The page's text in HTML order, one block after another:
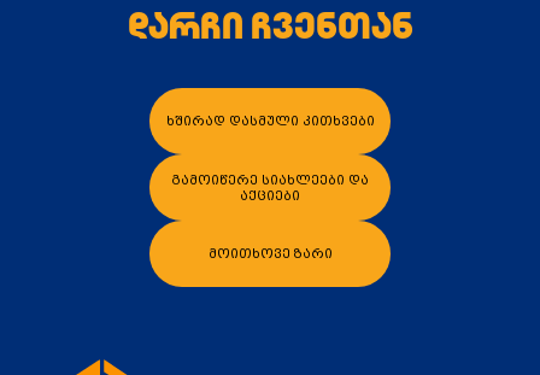
კალათაში დამატება
დარჩი ჩვენთან
ხშირად დასმული კითხვები
გამოიწერე სიახლეები და
აქციები
მოითხოვე ზარი